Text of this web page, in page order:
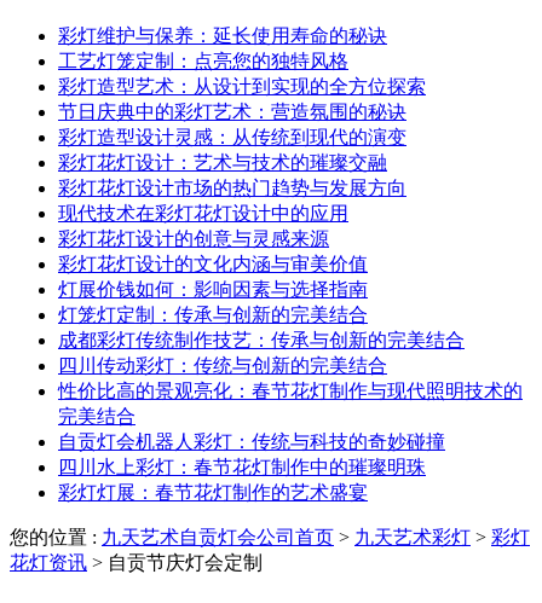
彩灯维护与保养：延长使用寿命的秘诀
工艺灯笼定制：点亮您的独特风格
彩灯造型艺术：从设计到实现的全方位探索
节日庆典中的彩灯艺术：营造氛围的秘诀
彩灯造型设计灵感：从传统到现代的演变
彩灯花灯设计：艺术与技术的璀璨交融
彩灯花灯设计市场的热门趋势与发展方向
现代技术在彩灯花灯设计中的应用
彩灯花灯设计的创意与灵感来源
彩灯花灯设计的文化内涵与审美价值
灯展价钱如何：影响因素与选择指南
灯笼灯定制：传承与创新的完美结合
成都彩灯传统制作技艺：传承与创新的完美结合
四川传动彩灯：传统与创新的完美结合
性价比高的景观亮化：春节花灯制作与现代照明技术的
完美结合
自贡灯会机器人彩灯：传统与科技的奇妙碰撞
四川水上彩灯：春节花灯制作中的璀璨明珠
彩灯灯展：春节花灯制作的艺术盛宴
您的位置 : 九天艺术自贡灯会公司首页 > 九天艺术彩灯 > 彩灯
花灯资讯 > 自贡节庆灯会定制